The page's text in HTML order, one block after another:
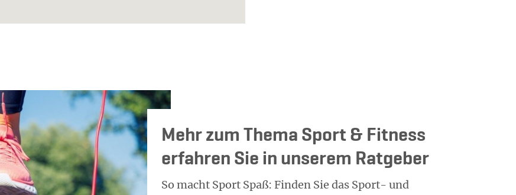
Mehr zum Thema Sport & Fitness
erfahren Sie in unserem Ratgeber
So macht Sport Spaß: Finden Sie das Sport- und